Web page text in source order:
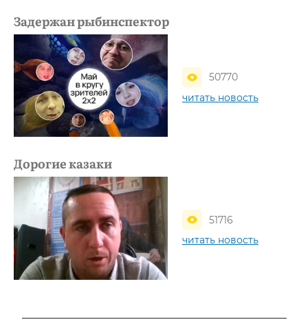
Задержан рыбинспектор
50770
читать новость
Дорогие казаки
51716
читать новость